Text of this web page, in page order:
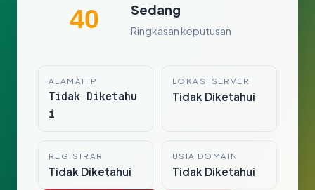
40 Sedang
Ringkasan keputusan
ALAMAT IP
Tidak Diketahu
i
LOKASI SERVER
Tidak Diketahui
REGISTRAR
Tidak Diketahui
USIA DOMAIN
Tidak Diketahui